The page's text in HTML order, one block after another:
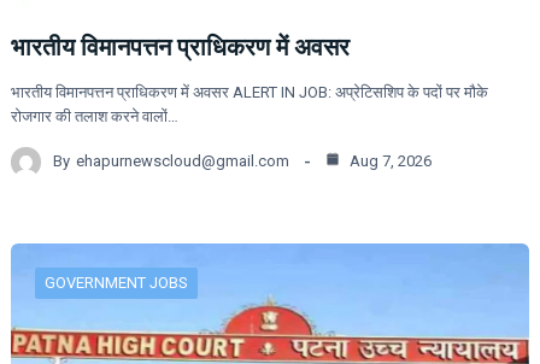
भारतीय विमानपत्तन प्राधिकरण में अवसर
भारतीय विमानपत्तन प्राधिकरण में अवसर ALERT IN JOB: अप्रेटिसशिप के पदों पर मौके
रोजगार की तलाश करने वालों…
By ehapurnewscloud@gmail.com Aug 7, 2026
GOVERNMENT JOBS